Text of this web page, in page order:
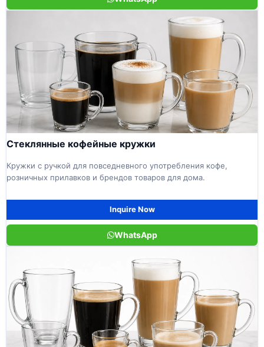
Стеклянные кофейные кружки
Кружки с ручкой для повседневного употребления кофе,
розничных прилавков и брендов товаров для дома.
Inquire Now
WhatsApp